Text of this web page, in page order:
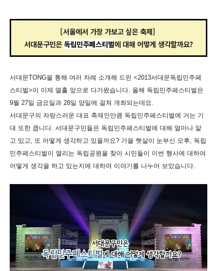
[서울에서 가장 가보고 싶은 축제]
서대문구민은독립민주페스티벌에 대해 어떻게 생각할까요?
서대문TONG을 통해 여러 차례 소개해 드린 <2013서대문독립민주페
스티벌>이 이제 열흘 앞으로 다가왔습니다. 올해 독립민주페스티벌은
9월 27일 금요일과 28일 양일에 걸쳐 개최되는데요.
서대문구의 자랑스러운 대표 축제인만큼 독립민주페스티벌에 거는 기
대 또한 큽니다. 서대문구민들은 독립민주페스티벌에 대해 얼마나 알
고 있고, 또 어떻게 생각하고 있을까요? 가을 햇살이 눈부신 오후, 독립
민주페스티벌이 열리는 독립공원을 찾아 시민들이 이번 행사에 대하여
어떻게 생각을 하고 있는지에 대하여 이야기를 나누어 보았습니다.